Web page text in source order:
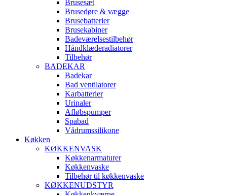
Brusesæt
Brusedøre & vægge
Brusebatterier
Brusekabiner
Badeværelsestilbehør
Håndklæderadiatorer
Tilbehør
BADEKAR
Badekar
Bad ventilatorer
Karbatterier
Urinaler
Afløbspumper
Spabad
Vådrumssilikone
Køkken
KØKKENVASK
Køkkenarmaturer
Køkkenvaske
Tilbehør til køkkenvaske
KØKKENUDSTYR